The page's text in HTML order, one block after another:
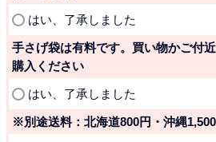
(
須
はい、了承しました
手さげ袋は有料です。買い物かご付
購入ください
(
須
はい、了承しました
※別途送料：北海道800円・沖縄